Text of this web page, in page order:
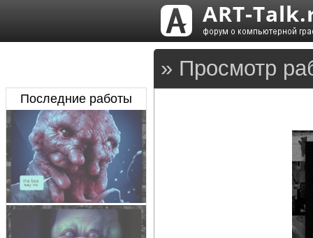
» Просмотр
Последние работы